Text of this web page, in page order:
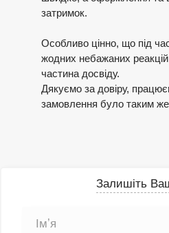
затримок.
Особливо цінно, що під
жодних небажаних
частина досвіду.
Дякуємо за довіру,
замовлення було таким
Залишіть